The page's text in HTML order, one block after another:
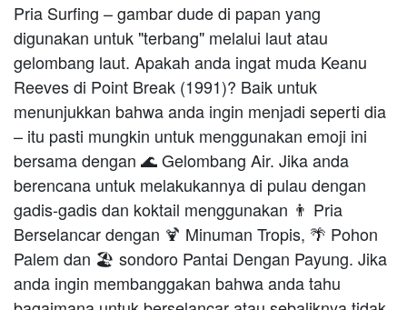
Pria Surfing – gambar dude di papan yang
digunakan untuk "terbang" melalui laut atau
gelombang laut. Apakah anda ingat muda Keanu
Reeves di Point Break (1991)? Baik untuk
menunjukkan bahwa anda ingin menjadi seperti dia
– itu pasti mungkin untuk menggunakan emoji ini
bersama dengan 🌊 Gelombang Air. Jika anda
berencana untuk melakukannya di pulau dengan
gadis-gadis dan koktail menggunakan 👨 Pria
Berselancar dengan 🍹 Minuman Tropis, 🌴 Pohon
Palem dan 🏖 sondoro Pantai Dengan Payung. Jika
anda ingin membanggakan bahwa anda tahu